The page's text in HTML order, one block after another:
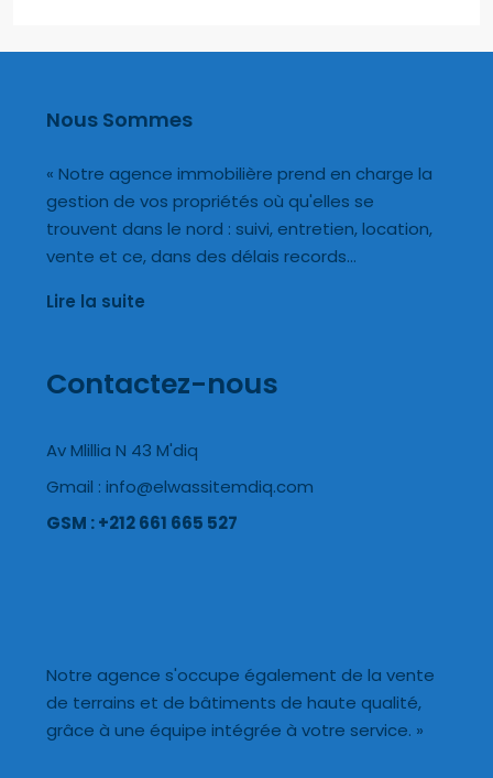
Nous Sommes
« Notre agence immobilière prend en charge la
gestion de vos propriétés où qu'elles se
trouvent dans le nord : suivi, entretien, location,
vente et ce, dans des délais records…
Lire la suite
Contactez-nous
Av Mlillia N 43 M'diq
Gmail : info@elwassitemdiq.com
GSM : +212 661 665 527
Notre agence s'occupe également de la vente
de terrains et de bâtiments de haute qualité,
grâce à une équipe intégrée à votre service. »